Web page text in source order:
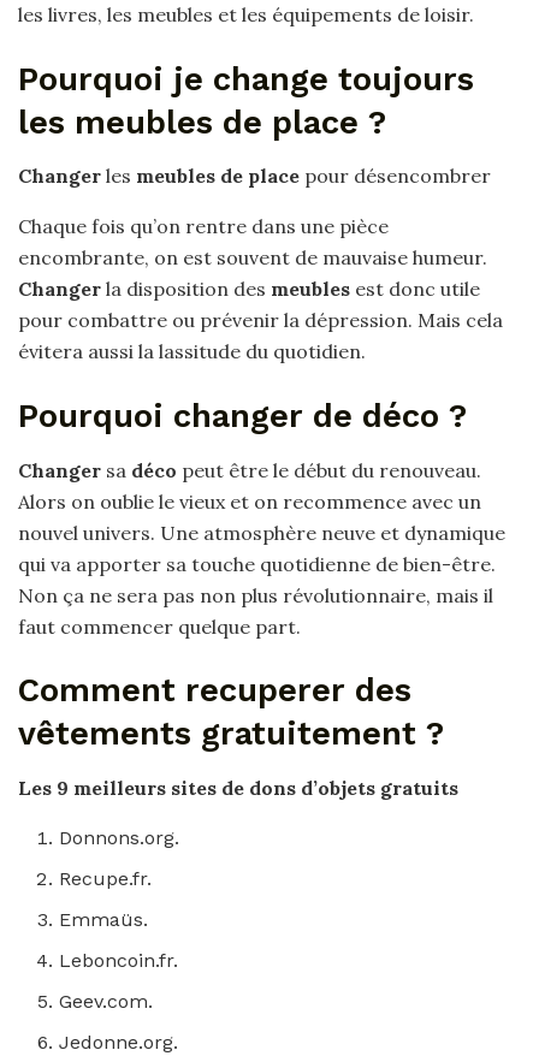
les livres, les meubles et les équipements de loisir.
Pourquoi je change toujours
les meubles de place ?
Changer les meubles de place pour désencombrer
Chaque fois qu’on rentre dans une pièce
encombrante, on est souvent de mauvaise humeur.
Changer la disposition des meubles est donc utile
pour combattre ou prévenir la dépression. Mais cela
évitera aussi la lassitude du quotidien.
Pourquoi changer de déco ?
Changer sa déco peut être le début du renouveau.
Alors on oublie le vieux et on recommence avec un
nouvel univers. Une atmosphère neuve et dynamique
qui va apporter sa touche quotidienne de bien-être.
Non ça ne sera pas non plus révolutionnaire, mais il
faut commencer quelque part.
Comment recuperer des
vêtements gratuitement ?
Les 9 meilleurs sites de dons d’objets gratuits
Donnons.org.
Recupe.fr.
Emmaüs.
Leboncoin.fr.
Geev.com.
Jedonne.org.